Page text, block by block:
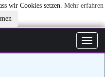
wir Cookies setzen. Mehr erfahren